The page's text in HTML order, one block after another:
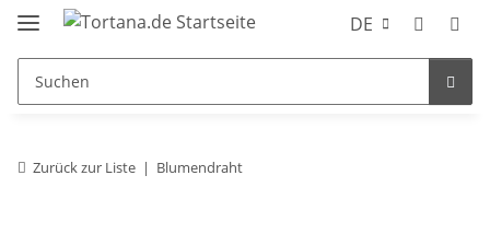
DE
Zurück zur Liste Blumendraht